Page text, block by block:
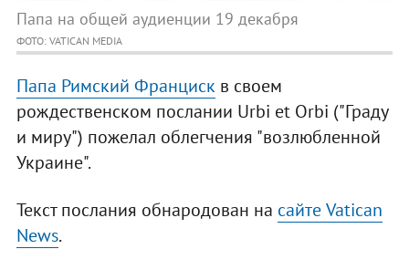
Папа на общей аудиенции 19 декабря
ФОТО: VATICAN MEDIA
Папа Римский Франциск в своем
рождественском послании Urbi et Orbi ("Граду
и миру") пожелал облегчения "возлюбленной
Украине".
Текст послания обнародован на сайте Vatican
News.